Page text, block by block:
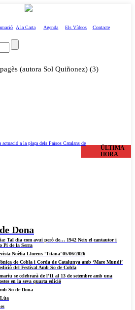
A la Carta Agenda Els Vídeos Contacte
(autora Sol Quiñonez) (3)
Dona
ÚLTIMA
HORA
Tal dia com avui però de… 1942 Neix el cantautor i
Pi de la Serra
Noèlia Llorens ‘Titana’ 05/06/2026
de Cobla i Corda de Catalunya amb ‘Mare Mundi’
del Festival Amb So de Cobla
se celebrarà de l’11 al 13 de setembre amb una
en la seva quarta edició
So de Dona